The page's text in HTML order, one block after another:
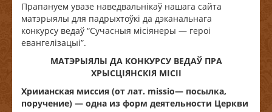
Прапануем увазе наведвальнікаў нашага сайта
матэрыялы для падрыхтоўкі да дэканальнага
конкурсу ведаў “Сучасныя місіянеры — героі
евангелізацыі”.
МАТЭРЫЯЛЫ ДА КОНКУРСУ ВЕДАЎ ПРА
ХРЫСЦІЯНСКІЯ МІСІІ
Хриианская миссия (от лат. missio— посылка,
поручение) — одна из форм деятельности Церкви